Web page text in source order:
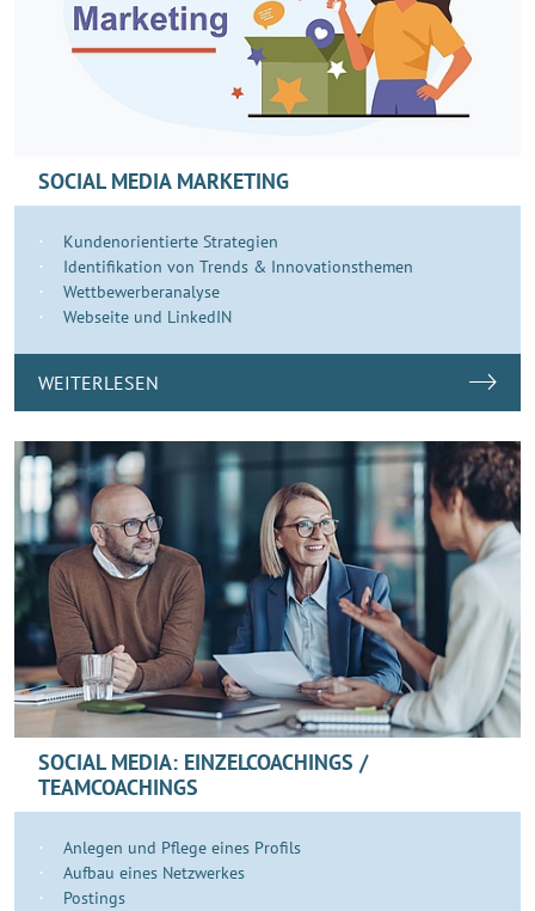
SOCIAL MEDIA MARKETING
Kundenorientierte Strategien
Identifikation von Trends & Innovationsthemen
Wettbewerberanalyse
Webseite und LinkedIN
WEITERLESEN
SOCIAL MEDIA: EINZELCOACHINGS /
TEAMCOACHINGS
Anlegen und Pflege eines Profils
Aufbau eines Netzwerkes
Postings